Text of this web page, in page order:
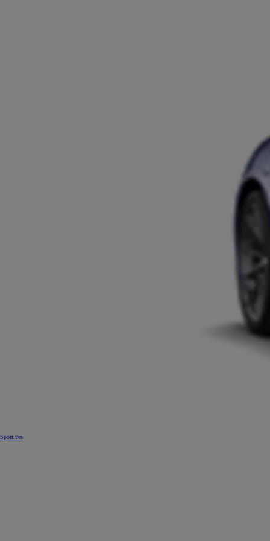
Sportives